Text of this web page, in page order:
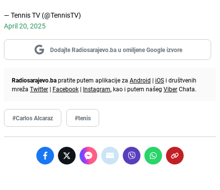
— Tennis TV (@TennisTV)
April 20, 2025
Dodajte Radiosarajevo.ba u omiljene Google izvore
Radiosarajevo.bapratite putem aplikacije za Android | iOS i društvenih
mreža Twitter | Facebook | Instagram, kao i putem našeg ViberChata.
#Carlos Alcaraz #tenis